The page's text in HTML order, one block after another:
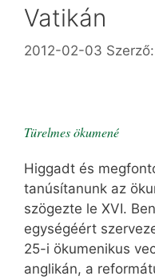
Vatikán
2012-02-03 Szerző:
Türelmes ökumené
Higgadt és
tanúsítanunk az
szögezte le XVI.
egységéért
25-i ökumenikus
anglikán, a